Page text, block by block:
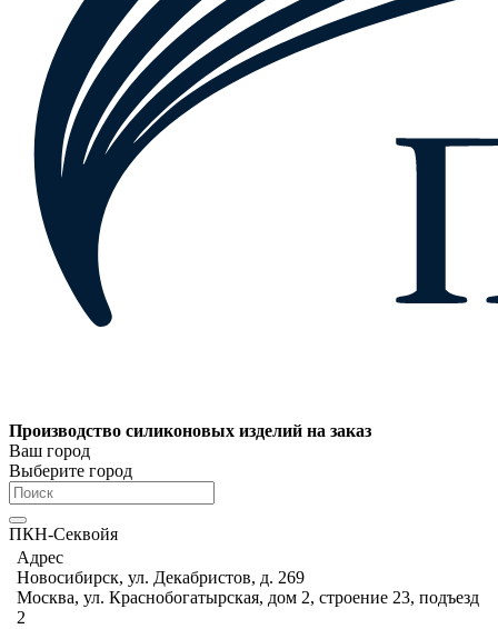
Производство силиконовых изделий на заказ
Ваш город
Выберите город
ПКН-Секвойя
Адрес
Новосибирск, ул. Декабристов, д. 269
Москва, ул. Краснобогатырская, дом 2, строение 23, подъезд
2